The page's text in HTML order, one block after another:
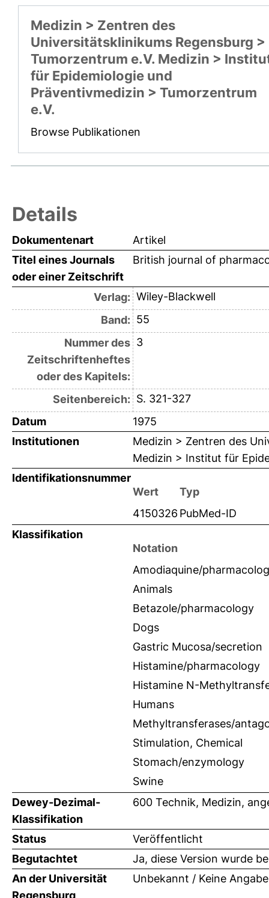
Medizin > Zentren des
Universitätsklinikums Regensburg >
Tumorzentrum e.V. Medizin >
für Epidemiologie und
Präventivmedizin > Tumorzentrum
e.V.
Browse Publikationen
Details
Dokumentenart
Artikel
Titel eines Journals
oder einer Zeitschrift
British journal of
Verlag: Wiley-Blackwell
Band: 55
Nummer des
Zeitschriftenheftes
oder des Kapitels:
3
Seitenbereich: S. 321-327
Datum
1975
Institutionen
Medizin > Zentren des
Medizin > Institut für
Identifikationsnummer
Wert
Typ
4150326 PubMed-ID
Klassifikation
Notation
Amodiaquine/
Animals
Betazole/pharmacology
Dogs
Gastric Mucosa/secretion
Histamine/pharmacology
Histamine N-
Humans
Methyltransferases/
Stimulation, Chemical
Stomach/enzymology
Swine
Dewey-Dezimal-
Klassifikation
600 Technik, Medizin,
Status
Veröffentlicht
Begutachtet
Ja, diese Version wurde
An der Universität
Regensburg
Unbekannt / Keine Angabe